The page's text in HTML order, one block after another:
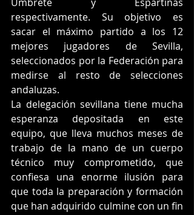
respectivamente. Su objetivo es
sacar el máximo partido a los 12
mejores jugadores de Sevilla,
seleccionados por la Federación para
medirse al resto de selecciones
andaluzas.
La delegación sevillana tiene mucha
esperanza depositada en este
equipo, que lleva muchos meses de
trabajo de la mano de un cuerpo
técnico muy comprometido, que
confiesa una enorme ilusión para
que toda la preparación y formación
que han adquirido culmine con un fin